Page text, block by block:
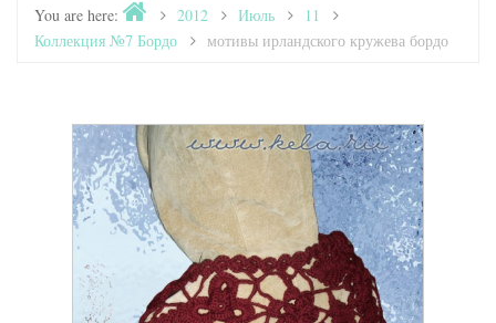
You are here: Home2012 Июль 11
Коллекция №7 Бордо
мотивы ирландского кружева бордо